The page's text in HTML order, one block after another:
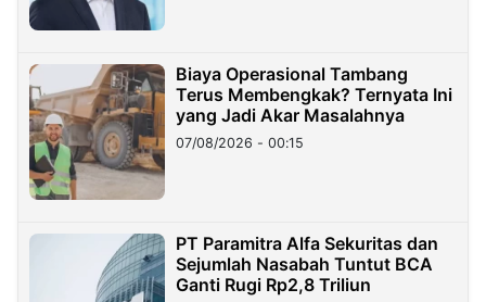
Biaya Operasional Tambang
Terus Membengkak? Ternyata Ini
yang Jadi Akar Masalahnya
07/08/2026 - 00:15
PT Paramitra Alfa Sekuritas dan
Sejumlah Nasabah Tuntut BCA
Ganti Rugi Rp2,8 Triliun